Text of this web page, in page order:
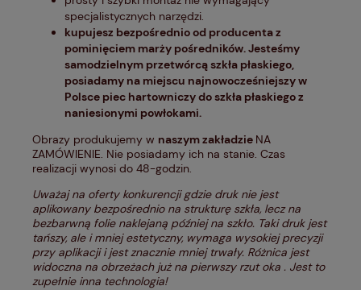
specjalistycznych narzędzi.
kupujesz bezpośrednio od producenta z
pominięciem marży pośredników. Jesteśmy
samodzielnym przetwórcą szkła płaskiego,
posiadamy na miejscu najnowocześniejszy w
Polsce piec hartowniczy do szkła płaskiego z
naniesionymi powłokami.
Obrazy produkujemy w naszym zakładzie NA
ZAMÓWIENIE. Nie posiadamy ich na stanie. Czas
realizacji wynosi do 48-godzin.
Uważaj na oferty konkurencji gdzie druk nie jest
aplikowany bezpośrednio na strukturę szkła, lecz na
bezbarwną folie naklejaną później na szkło. Taki druk jest
tańszy, ale i mniej estetyczny, wymaga wysokiej precyzji
przy aplikacji i jest znacznie mniej trwały. Różnica jest
widoczna na obrzeżach już na pierwszy rzut oka . Jest to
zupełnie inna technologia!